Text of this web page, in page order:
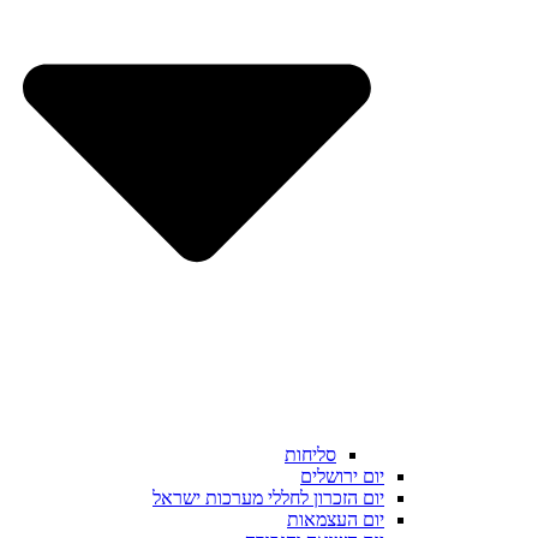
סליחות
יום ירושלים
יום הזכרון לחללי מערכות ישראל
יום העצמאות